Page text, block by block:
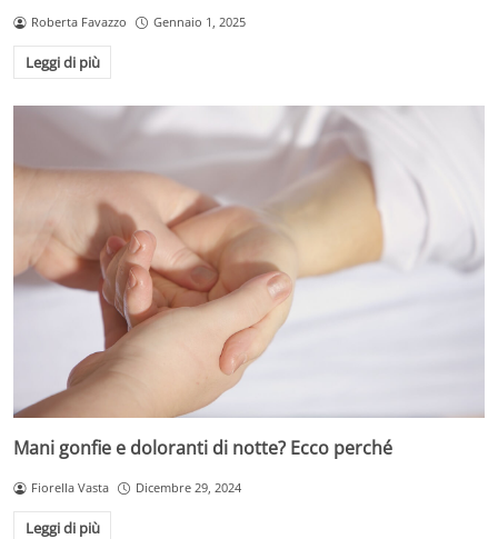
Roberta Favazzo Gennaio 1, 2025
Leggi di più
Mani gonfie e doloranti di notte? Ecco perché
Fiorella Vasta Dicembre 29, 2024
Leggi di più